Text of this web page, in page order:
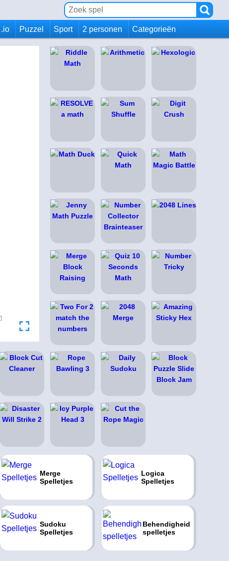
.io Puzzel Sport 2 personen Categorieën
Merge
Spelletjes
Logica
Spelletjes
Sudoku
Spelletjes
Behendigheid
spelletjes